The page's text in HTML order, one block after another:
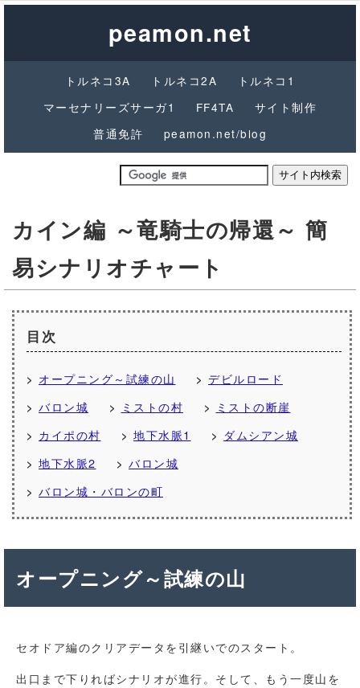
peamon.net
トルネコ3A トルネコ2A
トルネコ1
マーセナリーズサーガ1
FF4TA
サイト制作
普通免許
peamon.net/blog
カイン編 ～竜騎士の帰還～ 簡
易シナリオチャート
目次
オープニング～試練の山
デビルロード
バロン城
ミストの村
ミストの断崖
カイポの村
地下水脈1
ダムシアン城
地下水脈2
バロン城
バロン城・バロンの町
オープニング～試練の山
セオドア編のクリアデータを引継いでのスタート。
出口まで下りればシナリオが進行。そして、もう一度山を